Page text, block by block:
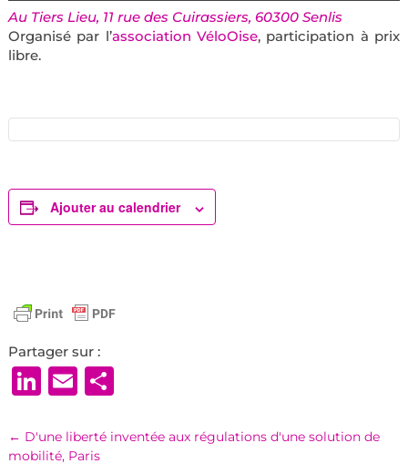
Au Tiers Lieu, 11 rue des Cuirassiers, 60300 Senlis
Organisé par l’association VéloOise, participation à prix
libre.
Ajouter au calendrier
Partager sur :
LinkedIn
EmailPartager
← D'une liberté inventée aux régulations d'une solution de
mobilité, Paris